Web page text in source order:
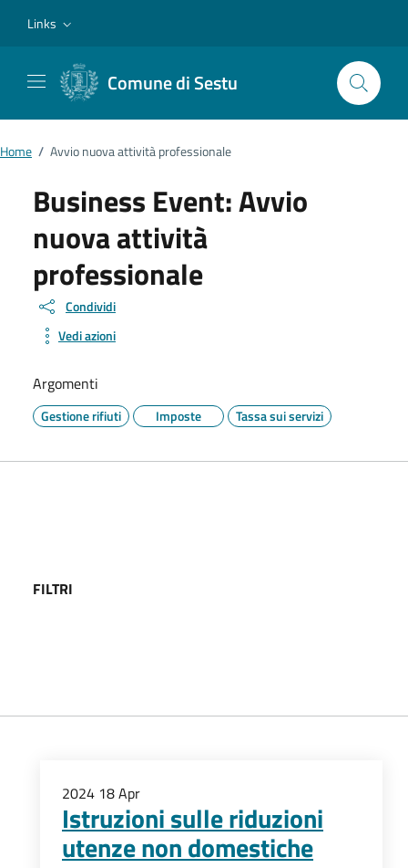
Links
Comune di Sestu
Home / Avvio nuova attività professionale
Business Event:Avvio
nuova attività
professionale
Condividi
Vedi azioni
Argomenti
Gestione rifiuti Imposte Tassa sui servizi
FILTRI
2024 18Apr
Istruzioni sulle riduzioni
utenze non domestiche